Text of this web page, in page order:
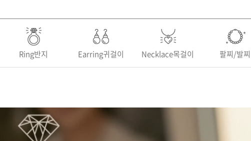
Ring반지 Earring귀걸이 Necklace목걸이 팔찌/발찌